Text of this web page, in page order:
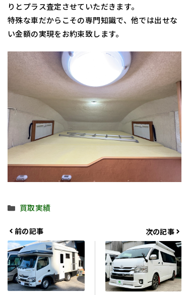
りとプラス査定させていただきます。
特殊な車だからこその専門知識で、他では出せな
い金額の実現をお約束致します。
カ
ゴ
リ
ー
買取実績
前の記事 次の記事